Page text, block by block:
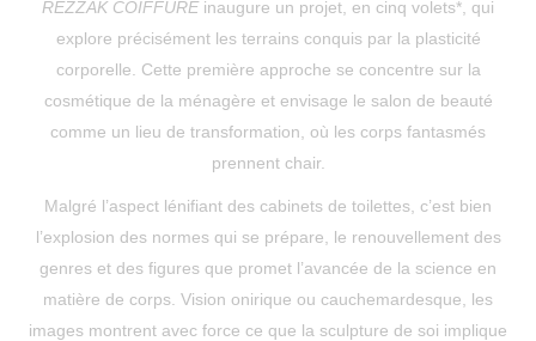
REZZAK COIFFURE inaugure un projet, en cinq volets*, qui
explore précisément les terrains conquis par la plasticité
corporelle. Cette première approche se concentre sur la
cosmétique de la ménagère et envisage le salon de beauté
comme un lieu de transformation, où les corps fantasmés
prennent chair.
Malgré l’aspect lénifiant des cabinets de toilettes, c’est bien
l’explosion des normes qui se prépare, le renouvellement des
genres et des figures que promet l’avancée de la science en
matière de corps. Vision onirique ou cauchemardesque, les
images montrent avec force ce que la sculpture de soi implique